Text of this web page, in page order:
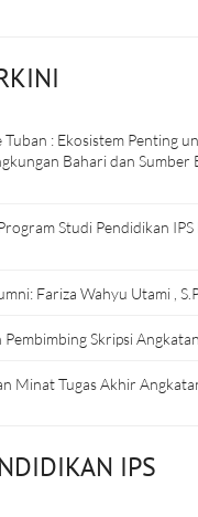
: Ekosistem Penting
Bahari dan Sumber
Studi Pendidikan
Fariza Wahyu Utami ,
Pembimbing Skripsi
Minat Tugas Akhir
IPS